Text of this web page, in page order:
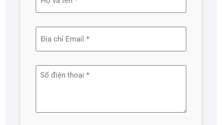
tên
(Required)
email
(Required)
Số